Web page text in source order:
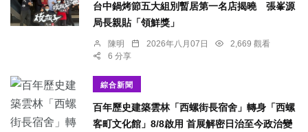
台中鍋烤節五大組別暫居第一名店揭曉 張峯源
局長親貼「領鮮獎」
陳明 2026年八月07日
2,669 觀看
6 分享
綜合新聞
百年歷史建築雲林「西螺街長宿舍」轉身「西螺
客町文化館」8/8啟用 首展解密日治至今政治變